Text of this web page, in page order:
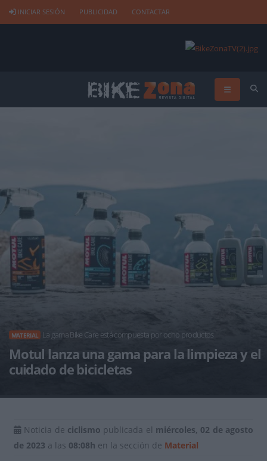
INICIAR SESIÓN PUBLICIDAD CONTACTAR
MATERIAL La gama Bike Care está compuesta por ocho productos
Motul lanza una gama para la limpieza y el
cuidado de bicicletas
Noticia de ciclismo publicada el miércoles, 02 de agosto
de 2023 a las 08:08h en la sección de Material